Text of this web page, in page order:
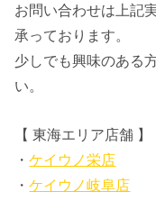
お問い合わせは上記
承っております。
少しでも興味のある
い。
【 東海エリア店舗 】
・ケイウノ栄店
・ケイウノ岐阜店